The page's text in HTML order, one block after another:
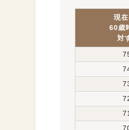
現
60歳
対